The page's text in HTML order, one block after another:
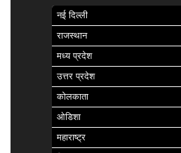
नई दिल्ली
राजस्थान
मध्य प्रदेश
उत्तर प्रदेश
कोलकाता
ओडिशा
महाराष्ट्र